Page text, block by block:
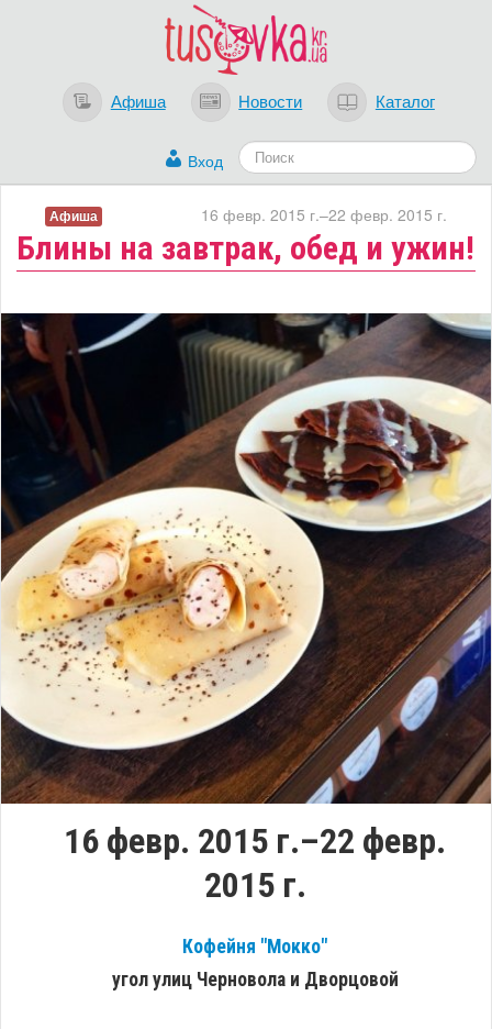
Афиша Новости Каталог
Вход
Блины на завтрак, обед и ужин!
16 февр. 2015 г.–22 февр. 2015 г.
Афиша
16 февр. 2015 г.–22 февр.
2015 г.
Кофейня "Мокко"
угол улиц Черновола и Дворцовой